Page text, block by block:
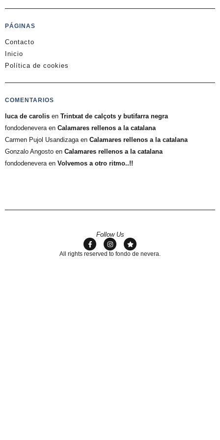
PÁGINAS
Contacto
Inicio
Política de cookies
COMENTARIOS
luca de carolis en Trintxat de calçots y butifarra negra
fondodeneveraen Calamares rellenos a la catalana
Carmen Pujol Usandizagaen Calamares rellenos a la catalana
Gonzalo Angosto en Calamares rellenos a la catalana
fondodeneveraen Volvemos a otro ritmo..!!
Follow Us
All rights reserved to fondo de nevera.